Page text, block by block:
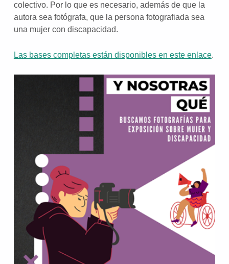
colectivo. Por lo que es necesario, además de que la
autora sea fotógrafa, que la persona fotografiada sea
una mujer con discapacidad.
Las bases completas están disponibles en este enlace.